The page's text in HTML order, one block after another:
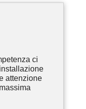
ci
attenzione